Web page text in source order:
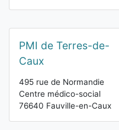
PMI de Terres-de-
Caux
495 rue de Normandie
Centre médico-social
76640 Fauville-en-Caux